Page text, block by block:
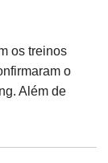
os treinos
o
Além de